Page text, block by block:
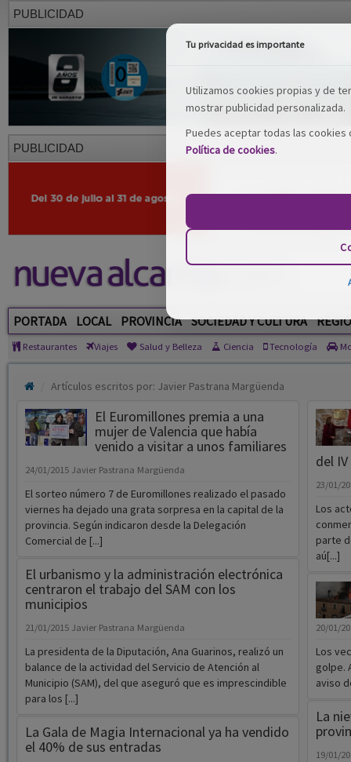
PUBLICIDAD
PUBLICIDAD
PORTADA LOCAL PROVINCIA SOCIEDAD Y CULTURA
Restaurantes Viajes Salud y Belleza Ciencia Tecnología
Artículos escritos por: Javier Pastrana Margüenda
El Euromillones premia a una
mujer de Valencia que había
venido a visitar a unos familiares
24/01/2015 Javier Pastrana Margüenda
El sorteo número 7 de Euromillones realizado el pasado
viernes ha dejado una grata sorpresa en la capital de la
provincia. Según indicaron desde la Delegación
Comercial de [...]
El urbanismo y la administración electrónica
centraron el trabajo del SAM con los
municipios
21/01/2015 Javier Pastrana Margüenda
La presidenta de la Diputación, Ana Guarinos, realizó un
balance de la actividad del Servicio de Atención al
Municipio (SAM), del que aseguró que es imprescindible
para los [...]
La Gala de Magia Internacional ya ha vendido
el 40% de sus entradas
del
23/01/
Los
parte
aú[...]
20/01/
Los
golpe.
aviso
La
19/01/
Tu privacidad es importante
Utilizamos cookies propias y de
mostrar publicidad personalizada.
Puedes aceptar todas las
Política de cookies.